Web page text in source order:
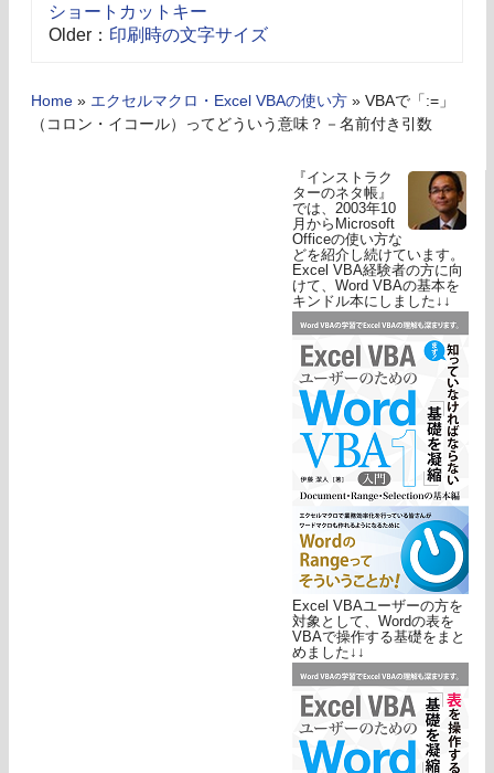
ショートカットキー
Older： 印刷時の文字サイズ
Home » エクセルマクロ・Excel VBAの使い方 » VBAで「:=」
（コロン・イコール）ってどういう意味？－名前付き引数
『インストラク
ターのネタ帳』
では、2003年10
月からMicrosoft
Officeの使い方な
どを紹介し続けています。
Excel VBA経験者の方に向
けて、Word VBAの基本を
キンドル本にしました↓↓
Excel VBAユーザーの方を
対象として、Wordの表を
VBAで操作する基礎をまと
めました↓↓